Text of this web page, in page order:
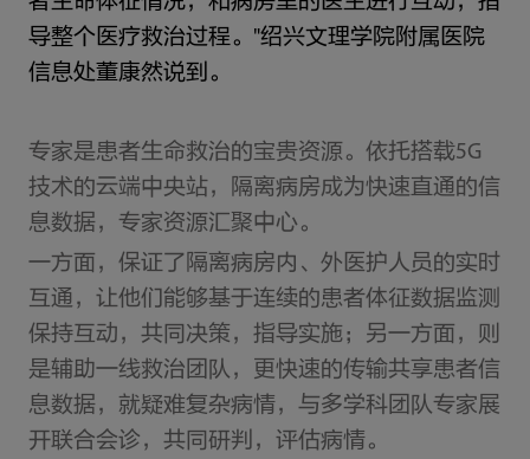
导整个医疗救治过程。"绍兴文理学院附属医院
信息处董康然说到。
专家是患者生命救治的宝贵资源。依托搭载5G
技术的云端中央站，隔离病房成为快速直通的信
息数据，专家资源汇聚中心。
一方面，保证了隔离病房内、外医护人员的实时
互通，让他们能够基于连续的患者体征数据监测
保持互动，共同决策，指导实施；另一方面，则
是辅助一线救治团队，更快速的传输共享患者信
息数据，就疑难复杂病情，与多学科团队专家展
开联合会诊，共同研判，评估病情。